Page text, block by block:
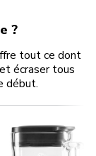
?
tout ce dont
écraser tous
début.